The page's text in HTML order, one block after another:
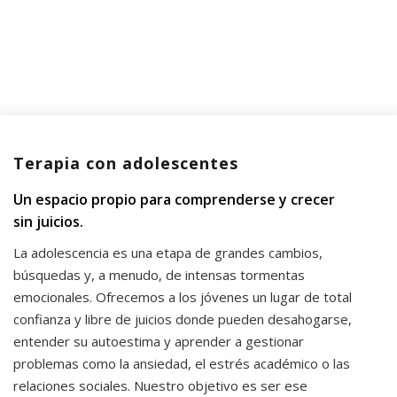
Terapia con adolescentes
Un espacio propio para comprenderse y crecer
sin juicios.
La adolescencia es una etapa de grandes cambios,
búsquedas y, a menudo, de intensas tormentas
emocionales. Ofrecemos a los jóvenes un lugar de total
confianza y libre de juicios donde pueden desahogarse,
entender su autoestima y aprender a gestionar
problemas como la ansiedad, el estrés académico o las
relaciones sociales. Nuestro objetivo es ser ese